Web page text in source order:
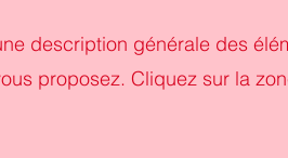
description générale des
proposez. Cliquez sur la